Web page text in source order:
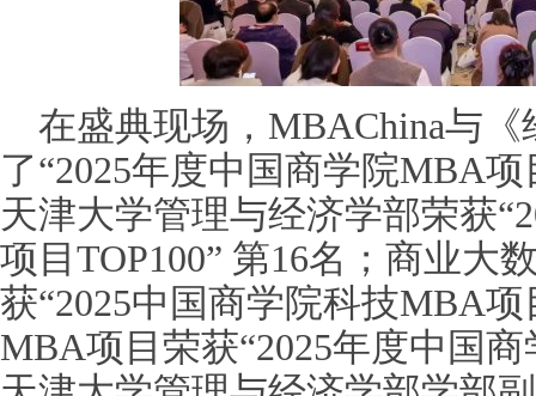
在盛典现场，MBAChina与
了“2025年度中国商学院MBA
天津大学管理与经济学部荣获
项目TOP100” 第16名；商业大
获“2025中国商学院科技MBA
MBA项目荣获“2025年度中国